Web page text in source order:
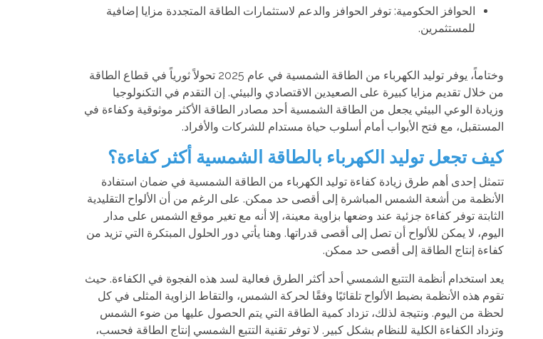
الحوافز الحكومية: توفر الحوافز والدعم لاستثمارات الطاقة المتجددة مزايا إضافية
للمستثمرين.
وختاماً، يوفر توليد الكهرباء من الطاقة الشمسية في عام 2025 تحولاً ثورياً في قطاع الطاقة
من خلال تقديم مزايا كبيرة على الصعيدين الاقتصادي والبيئي. إن التقدم في التكنولوجيا
وزيادة الوعي البيئي يجعل من الطاقة الشمسية أحد مصادر الطاقة الأكثر موثوقية وكفاءة في
المستقبل، مع فتح الأبواب أمام أسلوب حياة مستدام للشركات والأفراد.
كيف تجعل توليد الكهرباء بالطاقة الشمسية أكثر كفاءة؟
تتمثل إحدى أهم طرق زيادة كفاءة توليد الكهرباء من الطاقة الشمسية في ضمان استفادة
الأنظمة من أشعة الشمس المباشرة إلى أقصى حد ممكن. على الرغم من أن الألواح التقليدية
الثابتة توفر كفاءة جزئية عند وضعها بزاوية معينة، إلا أنه مع تغير موقع الشمس على مدار
اليوم، لا يمكن للألواح أن تصل إلى أقصى قدراتها. وهنا يأتي دور الحلول المبتكرة التي تزيد من
كفاءة إنتاج الطاقة إلى أقصى حد ممكن.
يعد استخدام أنظمة التتبع الشمسي أحد أكثر الطرق فعالية لسد هذه الفجوة في الكفاءة. حيث
تقوم هذه الأنظمة بضبط الألواح تلقائيًا وفقًا لحركة الشمس، والتقاط الزاوية المثلى في كل
لحظة من اليوم. ونتيجة لذلك، تزداد كمية الطاقة التي يتم الحصول عليها من ضوء الشمس
وتزداد الكفاءة الكلية للنظام بشكل كبير. لا توفر تقنية التتبع الشمسي إنتاج الطاقة فحسب،